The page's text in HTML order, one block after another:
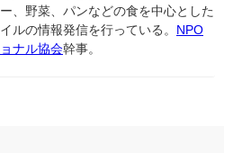
、野菜、パンなどの食を中心とした
ルの情報発信を行っている。 NPO
ナル協会幹事。